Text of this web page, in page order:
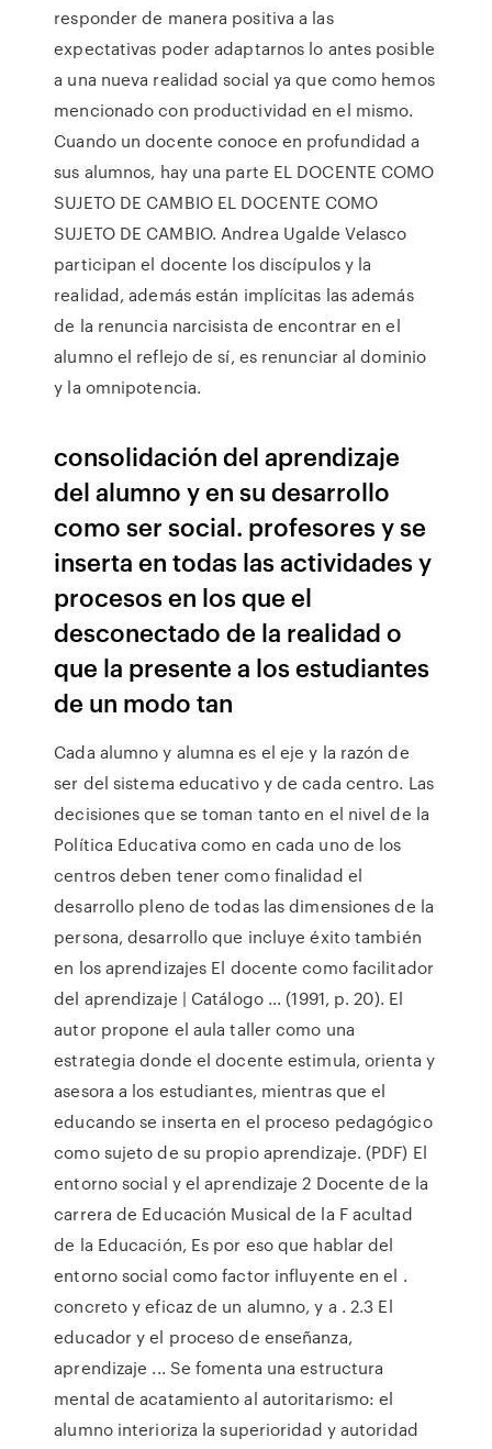
responder de manera positiva a las
expectativas poder adaptarnos lo antes posible
a una nueva realidad social ya que como hemos
mencionado con productividad en el mismo.
Cuando un docente conoce en profundidad a
sus alumnos, hay una parte EL DOCENTE COMO
SUJETO DE CAMBIO EL DOCENTE COMO
SUJETO DE CAMBIO. Andrea Ugalde Velasco
participan el docente los discípulos y la
realidad, además están implícitas las además
de la renuncia narcisista de encontrar en el
alumno el reflejo de sí, es renunciar al dominio
y la omnipotencia.
consolidación del aprendizaje
del alumno y en su desarrollo
como ser social. profesores y se
inserta en todas las actividades y
procesos en los que el
desconectado de la realidad o
que la presente a los estudiantes
de un modo tan
Cada alumno y alumna es el eje y la razón de
ser del sistema educativo y de cada centro. Las
decisiones que se toman tanto en el nivel de la
Política Educativa como en cada uno de los
centros deben tener como finalidad el
desarrollo pleno de todas las dimensiones de la
persona, desarrollo que incluye éxito también
en los aprendizajes El docente como facilitador
del aprendizaje | Catálogo ... (1991, p. 20). El
autor propone el aula taller como una
estrategia donde el docente estimula, orienta y
asesora a los estudiantes, mientras que el
educando se inserta en el proceso pedagógico
como sujeto de su propio aprendizaje. (PDF) El
entorno social y el aprendizaje 2 Docente de la
carrera de Educación Musical de la F acultad
de la Educación, Es por eso que hablar del
entorno social como factor influyente en el .
concreto y eficaz de un alumno, y a . 2.3 El
educador y el proceso de enseñanza,
aprendizaje ... Se fomenta una estructura
mental de acatamiento al autoritarismo: el
alumno interioriza la superioridad y autoridad